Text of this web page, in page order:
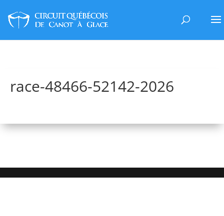
race-48466-52142-2026